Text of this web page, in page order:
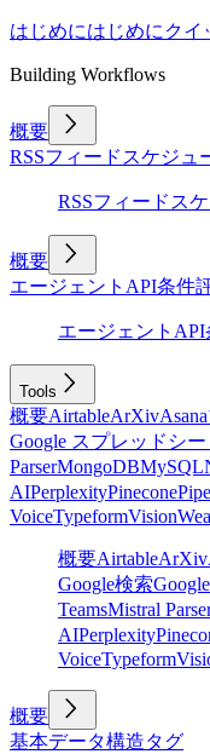
はじめにはじめに クイ
Building Workflows
概要
RSSフィード スケジュ
RSSフィード ス
概要
エージェント API条件
エージェント API
Tools
概要AirtableArXivAsana
Google スプレッドシー
ParserMongoDBMySQL
AIPerplexityPinecone
VoiceTypeformVision
概要AirtableArXiv
Google検索
TeamsMistral
AIPerplexity
VoiceTypeform
概要
基本データ構造タグ